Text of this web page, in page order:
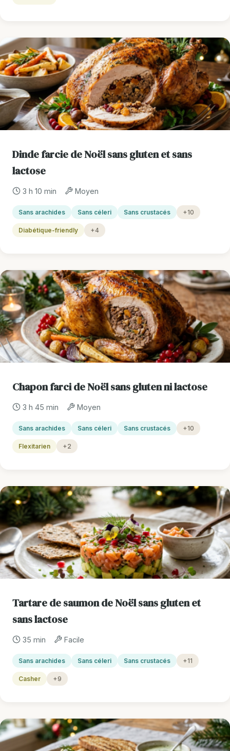
Dinde farcie de Noël sans gluten et sans
lactose
3 h 10 min Moyen
Sans arachides Sans céleri Sans crustacés +10
Diabétique-friendly +4
Chapon farci de Noël sans gluten ni lactose
3 h 45 min Moyen
Sans arachides Sans céleri Sans crustacés +10
Flexitarien +2
Tartare de saumon de Noël sans gluten et
sans lactose
35 min Facile
Sans arachides Sans céleri Sans crustacés +11
Casher +9